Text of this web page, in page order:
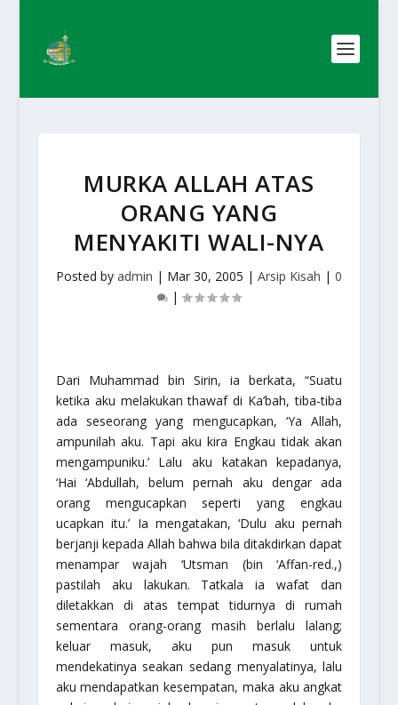
MURKA ALLAH ATAS
ORANG YANG
MENYAKITI WALI-NYA
Posted by admin | Mar 30, 2005 | Arsip Kisah | 0
|
Dari Muhammad bin Sirin, ia berkata, “Suatu
ketika aku melakukan thawaf di Ka’bah, tiba-tiba
ada seseorang yang mengucapkan,‘Ya Allah,
ampunilah aku. Tapi aku kira Engkau tidak akan
mengampuniku.’ Lalu aku katakan kepadanya,
‘Hai ‘Abdullah, belum pernah aku dengar ada
orang mengucapkan seperti yang engkau
ucapkan itu.’ Ia mengatakan, ‘Dulu aku pernah
berjanji kepada Allah bahwa bila ditakdirkan dapat
menampar wajah ‘Utsman (bin ‘Affan-red.,)
pastilah aku lakukan. Tatkala ia wafat dan
diletakkan di atas tempat tidurnya di rumah
sementara orang-orang masih berlalu lalang;
keluar masuk, aku pun masuk untuk
mendekatinya seakan sedang menyalatinya, lalu
aku mendapatkan kesempatan, maka aku angkat